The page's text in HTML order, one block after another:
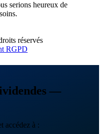
serions heureux de
réservés
RGPD
—
accédez à :